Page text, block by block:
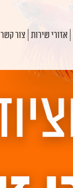
אזורי שירות צור קשר